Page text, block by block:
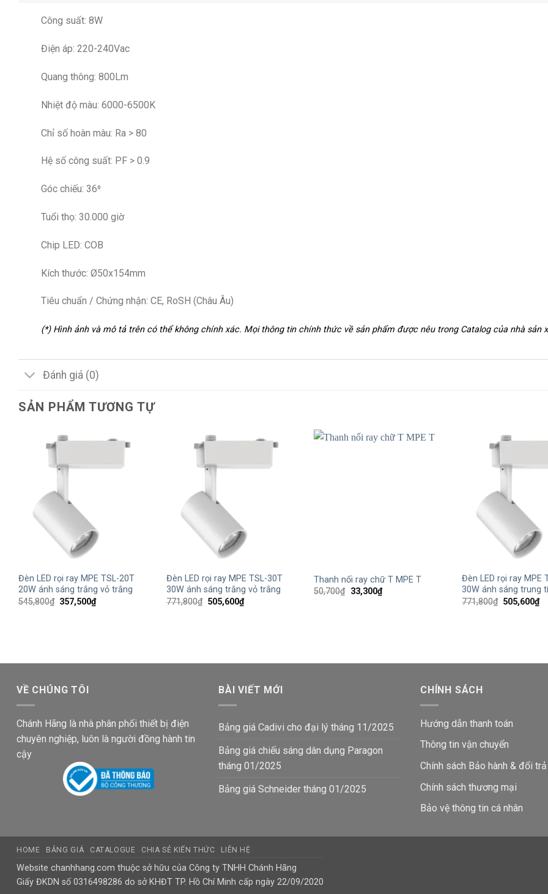
Công suất: 8W
Điện áp: 220-240Vac
Quang thông: 800Lm
Nhiệt độ màu: 6000-6500K
Chỉ số hoàn màu: Ra > 80
Hệ số công suất: PF > 0.9
Góc chiếu: 36⁰
Tuổi thọ: 30.000 giờ
Chip LED: COB
Kích thước: Ø50x154mm
Tiêu chuẩn / Chứng nhận: CE, RoSH (Châu Âu)
(*) Hình ảnh và mô tả trên có thể không chính xác. Mọi thông tin chính thức về sản phẩm được nêu trong Catalog của nhà sản
Đánh giá (0)
SẢN PHẨM TƯƠNG TỰ
Đèn LED rọi ray MPE TSL-20T
20W ánh sáng trắng vỏ trắng
545,800₫ Giá
357,500₫Giá
hiện
Đèn LED rọi ray MPE TSL-30T
30W ánh sáng trắng vỏ trắng
771,800₫ Giá
505,600₫Giá
hiện
Thanh nối ray chữ T MPE T
50,700₫ Giá
gốc
33,300₫Giá
hiện
Đèn LED rọi ray MPE
30W ánh sáng trung
771,800₫ Giá
505,600₫
VỀ CHÚNG TÔI
Chánh Hãng là nhà phân phối thiết bị điện
chuyên nghiệp, luôn là người đồng hành tin
cậy
BÀI VIẾT MỚI
Bảng giá Cadivi cho đại lý tháng 11/2025
Bảng giá chiếu sáng dân dụng Paragon
tháng 01/2025
Bảng giá Schneider tháng 01/2025
CHÍNH SÁCH
Hướng dẫn thanh toán
Thông tin vận chuyển
Chính sách Bảo hành & đổi trả
Chính sách thương mại
Bảo vệ thông tin cá nhân
HOME BẢNG GIÁ CATALOGUE CHIA SẺ KIẾN THỨC LIÊN HỆ
Website chanhhang.com thuộc sở hữu của Công ty TNHH Chánh Hãng
Giấy ĐKDN số 0316498286 do sở KHĐT TP. Hồ Chí Minh cấp ngày 22/09/2020